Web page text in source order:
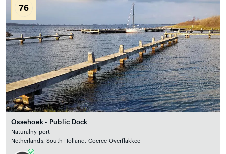
76
Ossehoek - Public Dock
Naturalny port
Netherlands, South Holland, Goeree-Overflakkee